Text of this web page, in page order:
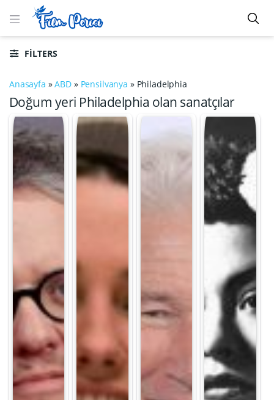
FILTERS
Anasayfa »ABD » Pensilvanya » Philadelphia
Doğum yeri Philadelphia olan sanatçılar